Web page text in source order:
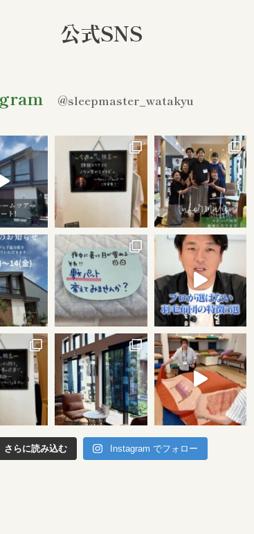
公式SNS
@sleepmaster_watakyu
さらに読み込む Instagram でフォロー